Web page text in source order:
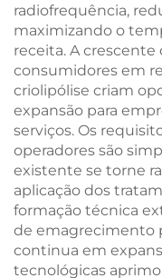
radiofrequência,
maximizando o
receita. A crescente
consumidores em
criolipólise criam
expansão para
serviços. Os
operadores são
existente se torne
aplicação dos
formação técnica
de emagrecimento
continua em
tecnológicas